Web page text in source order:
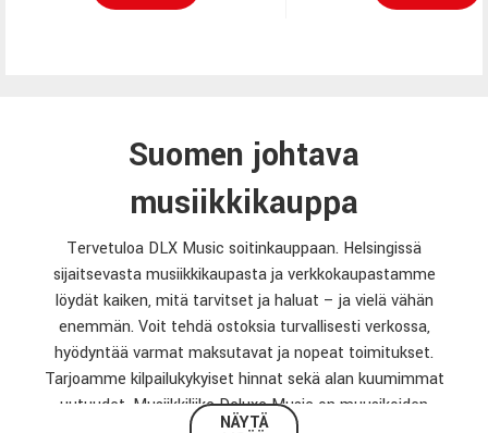
Suomen johtava
musiikkikauppa
Tervetuloa DLX Music soitinkauppaan. Helsingissä
sijaitsevasta musiikkikaupasta ja verkkokaupastamme
löydät kaiken, mitä tarvitset ja haluat – ja vielä vähän
enemmän. Voit tehdä ostoksia turvallisesti verkossa,
hyödyntää varmat maksutavat ja nopeat toimitukset.
Tarjoamme kilpailukykyiset hinnat sekä alan kuumimmat
uutuudet. Musiikkiliike Deluxe Music on muusikoiden
NÄYTÄ